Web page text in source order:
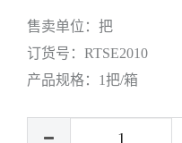
售卖单位： 把
订货号： RTSE2010
产品规格： 1把/箱